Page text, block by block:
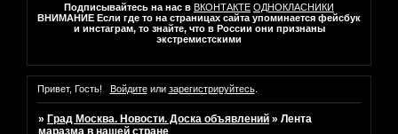
Подписывайтесь на нас в ВКОНТАКТЕ ОДНОКЛАСНИКИ
ВНИМАНИЕ Если где то на страницах сайта упоминается фейсбук
и инстаграм, то знайте, что в России они признаны
экстремистскими
Привет, Гость! Войдитеили зарегистрируйтесь.
» Град Москва. Новости. Доска объявлений »Лента